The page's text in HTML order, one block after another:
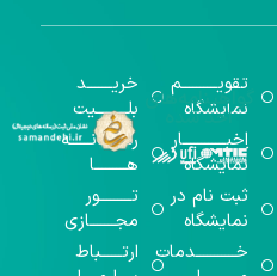
تقویــــــــــم
نمایشگاه
اخبــــــــــــار
نمایشگاه
ثبت نام در
نمایشگاه
خـــــــــــدمات
خریـــــــد
بلـــــــــیت
رســـــانــــــه
هـــــــــا
تـــــــــور
مجـــــــازی
ارتــــــباط
گواهینامه‌های
اخذ شده